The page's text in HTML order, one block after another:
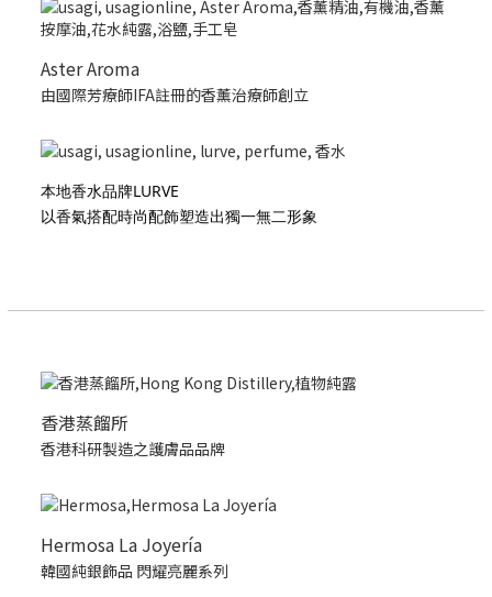
Aster Aroma
由國際芳療師IFA註冊的香薰治療師創立
本地香水品牌LURVE
以香氣搭配時尚配飾塑造出獨一無二形象
香港蒸餾所
香港科研製造之護膚品品牌
Hermosa La Joyería
韓國純銀飾品 閃耀亮麗系列